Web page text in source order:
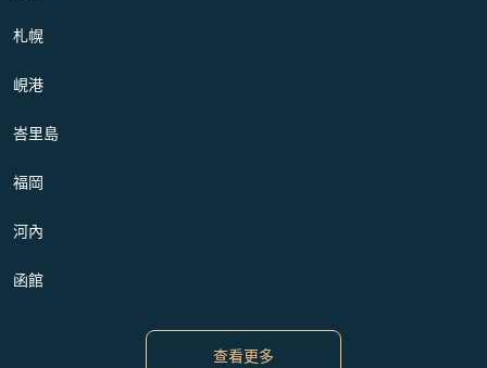
札幌
峴港
峇里島
福岡
河內
函館
查看更多